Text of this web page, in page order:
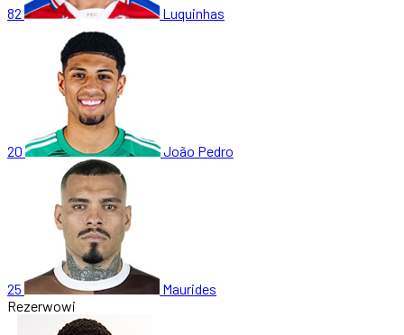
82 Luquinhas
20 João Pedro
25
Maurides
Rezerwowi